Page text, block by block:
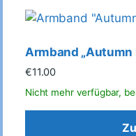
Armband „Autumn
€11.00